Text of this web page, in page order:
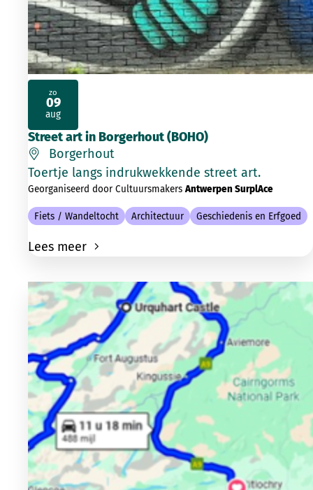
Street art in Borgerhout (BOHO)
Borgerhout
Toertje langs indrukwekkende street art.
Georganiseerd door CultuursmakersAntwerpen SurplAce
Fiets / Wandeltocht Architectuur Geschiedenis en Erfgoed
Lees meer
zo
09
aug
2026